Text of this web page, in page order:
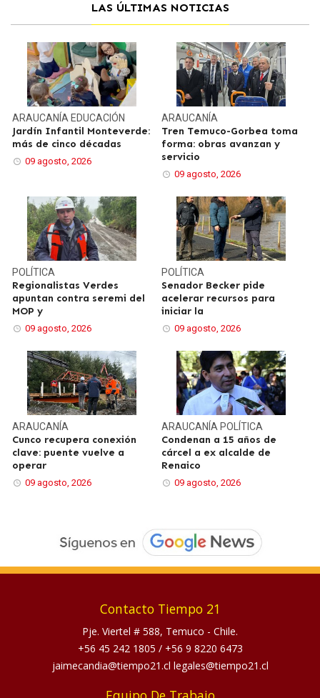
LAS ÚLTIMAS NOTICIAS
ARAUCANÍA EDUCACIÓN
Jardín Infantil Monteverde:
más de cinco décadas
09 agosto, 2026
ARAUCANÍA
Tren Temuco-Gorbea toma
forma: obras avanzan y
servicio
09 agosto, 2026
POLÍTICA
Regionalistas Verdes
apuntan contra seremi del
MOP y
09 agosto, 2026
POLÍTICA
Senador Becker pide
acelerar recursos para
iniciar la
09 agosto, 2026
ARAUCANÍA
Cunco recupera conexión
clave: puente vuelve a
operar
09 agosto, 2026
ARAUCANÍA POLÍTICA
Condenan a 15 años de
cárcel a ex alcalde de
Renaico
09 agosto, 2026
Contacto Tiempo 21
Pje. Viertel # 588, Temuco - Chile.
+56 45 242 1805 / +56 9 8220 6473
jaimecandia@tiempo21.cl legales@tiempo21.cl